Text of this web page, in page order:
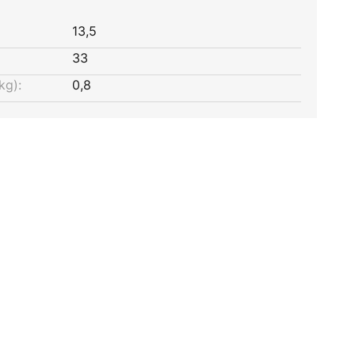
13,5
33
0,8